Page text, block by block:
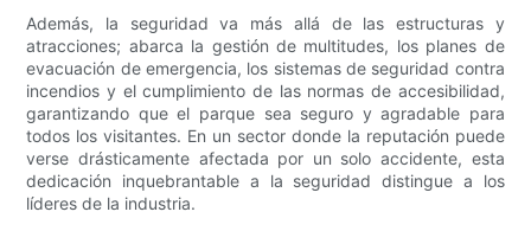
Además, la seguridad va más allá de las estructuras y
atracciones; abarca la gestión de multitudes, los planes de
evacuación de emergencia, los sistemas de seguridad contra
incendios y el cumplimiento de las normas de accesibilidad,
garantizando que el parque sea seguro y agradable para
todos los visitantes. En un sector donde la reputación puede
verse drásticamente afectada por un solo accidente, esta
dedicación inquebrantable a la seguridad distingue a los
líderes de la industria.